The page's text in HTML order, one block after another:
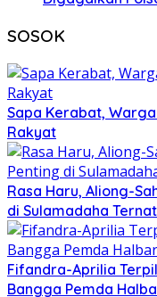
SOSOK
Sapa Kerabat,
Rakyat
Rasa Haru, Aliong-
di Sulamadaha
Fifandra-Aprilia
Bangga Pemda